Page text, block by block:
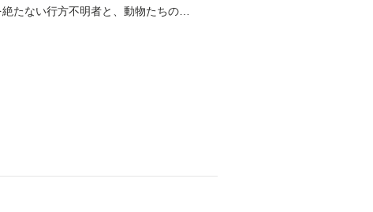
たない行方不明者と、動物たちの変